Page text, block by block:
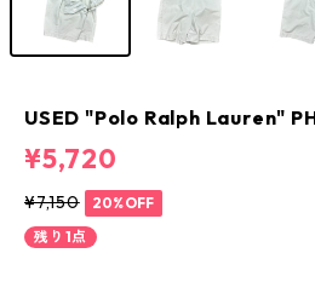
USED "Polo Ralph Lauren"
¥5,720
¥7,150
20%OFF
残り1点